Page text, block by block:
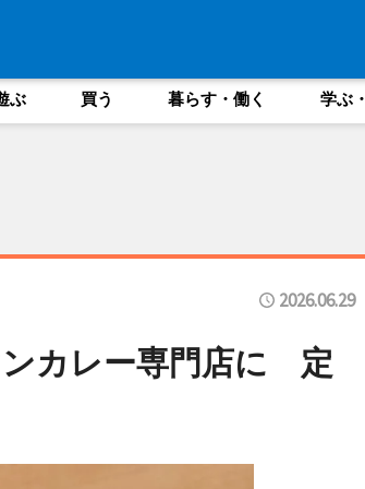
ぶ 買う 暮らす・働く 学ぶ
2026.06.29
カレー専門店に 定